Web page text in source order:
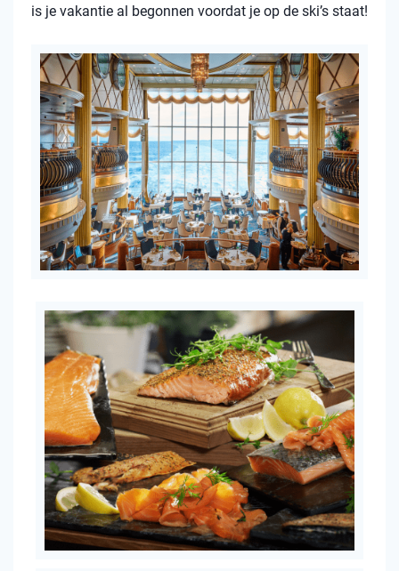
is je vakantie al begonnen voordat je op de ski’s staat!